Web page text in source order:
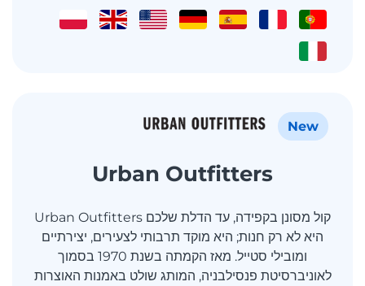
Urban Outfitters
קול מסונן בקפידה, עד הדלת שלכם Urban Outfitters
היא לא רק חנות; היא מוקד תרבותי לצעירים, יצירתיים
ומובילי סטייל. מאז הקמתה בשנת 1970 בסמוך
לאוניברסיטת פנסילבניה, המותג שולט באמנות האוצרות
New